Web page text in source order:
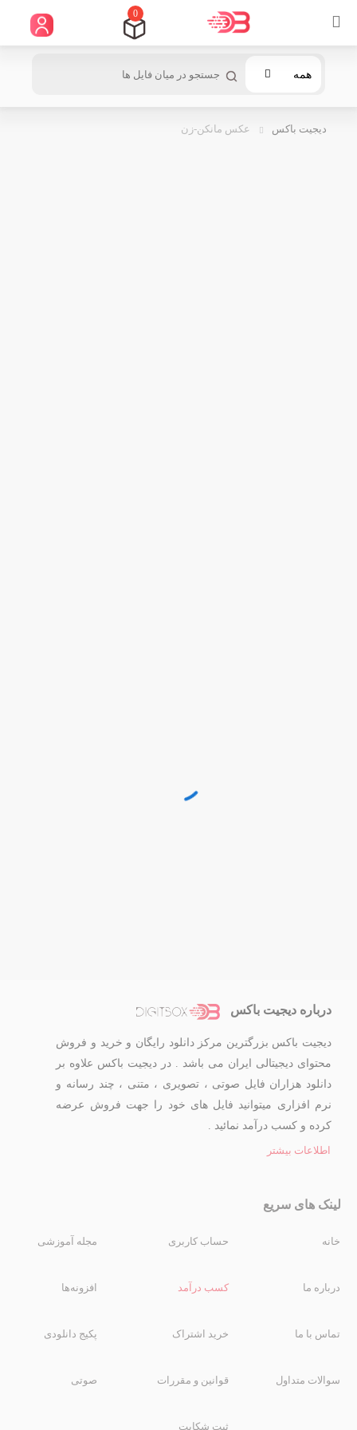
0
همه
دیجیت باکس عکس مانکن-زن
درباره دیجیت باکس
دیجیت باکس بزرگترین مرکز دانلود رایگان و خرید و فروش
محتوای دیجیتالی ایران می باشد . در دیجیت باکس علاوه بر
دانلود هزاران فایل صوتی ، تصویری ، متنی ، چند رسانه و
نرم افزاری میتوانید فایل های خود را جهت فروش عرضه
کرده و کسب درآمد نمائید .
اطلاعات بیشتر
لینک های سریع
خانه
درباره ما
تماس با ما
سوالات متداول
حساب کاربری
کسب درآمد
خرید اشتراک
قوانین و مقررات
ثبت شکایت
مجله آموزشی
افزونه‌ها
پکیج دانلودی
صوتی